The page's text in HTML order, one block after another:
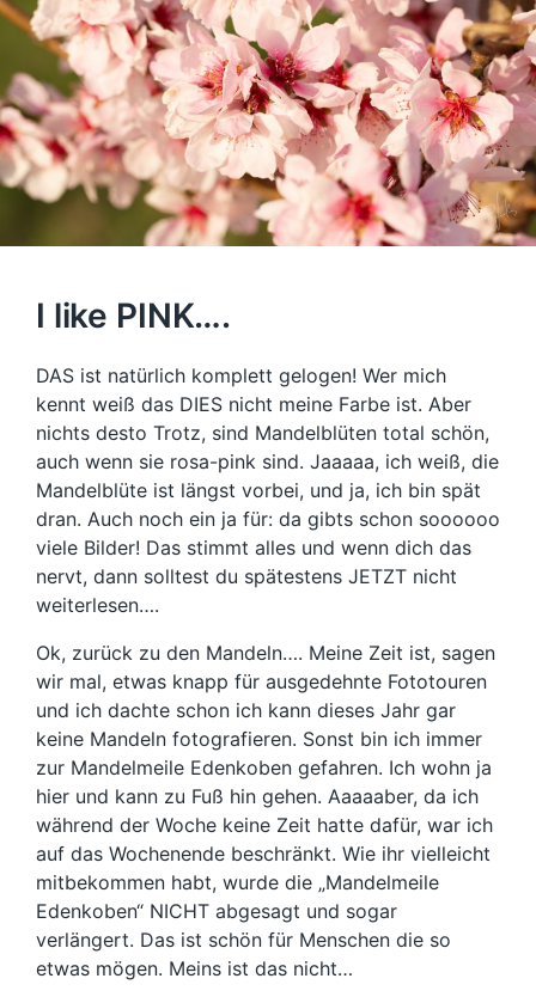
I like PINK….
DAS ist natürlich komplett gelogen! Wer mich
kennt weiß das DIES nicht meine Farbe ist. Aber
nichts desto Trotz, sind Mandelblüten total schön,
auch wenn sie rosa-pink sind. Jaaaaa, ich weiß, die
Mandelblüte ist längst vorbei, und ja, ich bin spät
dran. Auch noch ein ja für: da gibts schon soooooo
viele Bilder! Das stimmt alles und wenn dich das
nervt, dann solltest du spätestens JETZT nicht
weiterlesen….
Ok, zurück zu den Mandeln…. Meine Zeit ist, sagen
wir mal, etwas knapp für ausgedehnte Fototouren
und ich dachte schon ich kann dieses Jahr gar
keine Mandeln fotografieren. Sonst bin ich immer
zur Mandelmeile Edenkoben gefahren. Ich wohn ja
hier und kann zu Fuß hin gehen. Aaaaaber, da ich
während der Woche keine Zeit hatte dafür, war ich
auf das Wochenende beschränkt. Wie ihr vielleicht
mitbekommen habt, wurde die „Mandelmeile
Edenkoben“ NICHT abgesagt und sogar
verlängert. Das ist schön für Menschen die so
etwas mögen. Meins ist das nicht…